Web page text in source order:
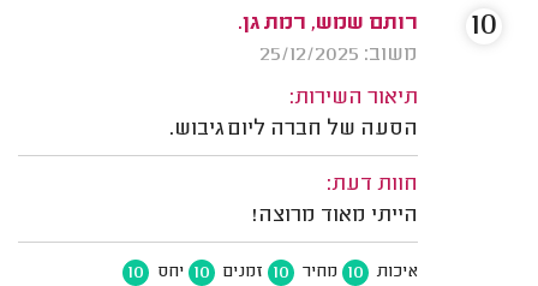
רותם שמש, רמת גן.
משוב: 25/12/2025
תיאור השירות:
הסעה של חברה ליום גיבוש.
חוות דעת:
הייתי מאוד מרוצה!
איכות 10 מחיר 10 זמנים 10 יחס 10
10